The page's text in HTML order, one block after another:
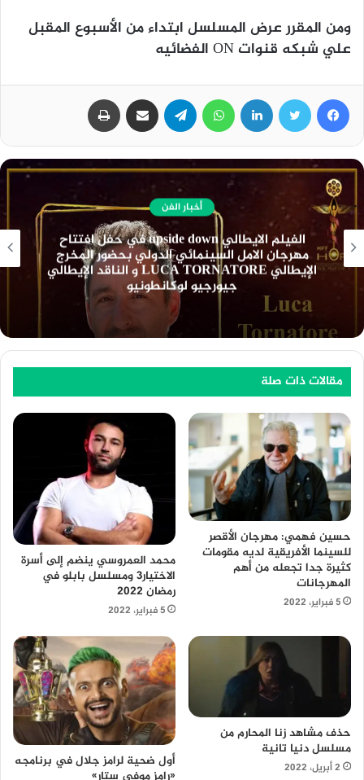
ومن المقرر عرض المسلسل ابتداء من الأسبوع المقبل
علي شبكه قنوات ON الفضائيه
أخبار الفن
نادي السينما الافريقية يعرض فيلم ” تمساح النيل
” بسينما الهناجر السبت المقبل
مقالات ذات صلة
حسين فهمي: مهرجان الأقصر
للسينما الأفريقية لديه مقومات
كثيرة جدا تجعله من أهم
المهرجانات
5 فبراير، 2022
محمد العمروسي ينضم إلى أسرة
الاختيار3 ومسلسل بابلو في
رمضان 2022
5 فبراير، 2022
حذف مشاهد زنا المحارم من
مسلسل دنيا تانية
2 أبريل، 2022
أول ضحية لرامز جلال في برنامجه
«رامز موفي ستار»